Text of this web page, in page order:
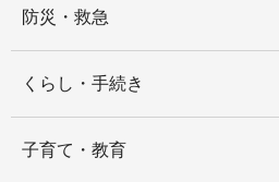
防災・救急
くらし・手続き
子育て・教育